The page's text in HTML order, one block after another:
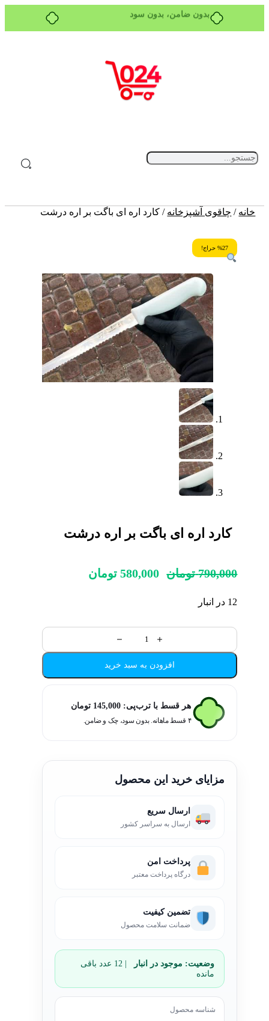
بدون ضامن، بدون سود
خانه / چاقوی آشپزخانه / کارد اره ای باگت بر اره درشت
%27 حراج!
کارد اره ای باگت بر اره درشت
790,000 تومان 580,000 تومان
12 در انبار
افزودن به سبد خرید
هر قسط با ترب‌پی: 145,000 تومان
۴ قسط ماهانه. بدون سود، چک و ضامن.
مزایای خرید این محصول
ارسال سریع
ارسال به سراسر کشور
پرداخت امن
درگاه پرداخت معتبر
تضمین کیفیت
ضمانت سلامت محصول
وضعیت: موجود در انبار
| 12 عدد باقی
مانده
شناسه محصول